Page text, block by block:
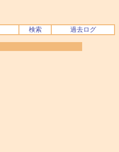
検索 過去ログ